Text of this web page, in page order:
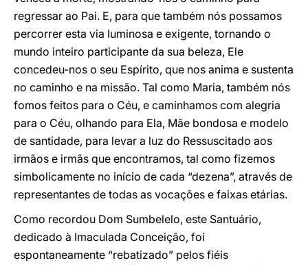
regressar ao Pai. E, para que também nós possamos
percorrer esta via luminosa e exigente, tornando o
mundo inteiro participante da sua beleza, Ele
concedeu-nos o seu Espírito, que nos anima e sustenta
no caminho e na missão. Tal como Maria, também nós
fomos feitos para o Céu, e caminhamos com alegria
para o Céu, olhando para Ela, Mãe bondosa e modelo
de santidade, para levar a luz do Ressuscitado aos
irmãos e irmãs que encontramos, tal como fizemos
simbolicamente no início de cada “dezena”, através de
representantes de todas as vocações e faixas etárias.
Como recordou Dom Sumbelelo, este Santuário,
dedicado à Imaculada Conceição, foi
espontaneamente “rebatizado” pelos fiéis